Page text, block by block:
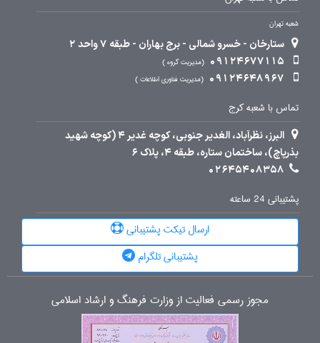
شعبه تهران
ستارخان - خسرو شمالی - برج بهاران - طبقه 7 واحد 2
09124677115
مدیریت گروه
09124648967 مدیریت فناوری اطلاعات
تماس با شعبه کرج
البرز، نظرآباد، الغدیر جنوبی، کوچه غدیر 4 (کوچه شهید
بذرپاچ)، ساختمان ستاره، طبقه 4، پلاک 6
02645408358
پشتیبانی 24 ساعته
ارسال تیکت پشتیبانی
پشتیبانی تلگرام
مجوز رسمی فعالیت از وزارت فرهنگ و ارشاد اسلامی